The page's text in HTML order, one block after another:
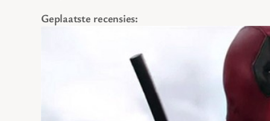
Geplaatste recensies: